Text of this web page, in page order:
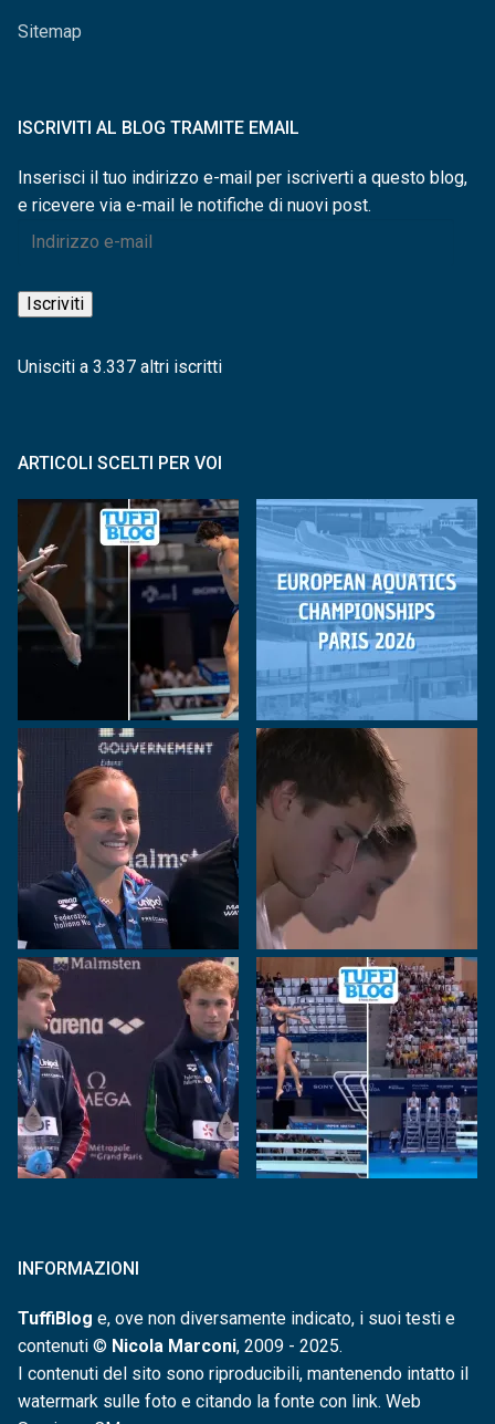
Sitemap
ISCRIVITI AL BLOG TRAMITE EMAIL
Inserisci il tuo indirizzo e-mail per iscriverti a questo blog,
e ricevere via e-mail le notifiche di nuovi post.
Indirizzo
mail
Iscriviti
Unisciti a 3.337 altri iscritti
ARTICOLI SCELTI PER VOI
INFORMAZIONI
TuffiBlog e, ove non diversamente indicato, i suoi testi e
contenuti © Nicola Marconi, 2009 - 2025.
I contenuti del sito sono riproducibili, mantenendo intatto il
watermark sulle foto e citando la fonte con link. Web